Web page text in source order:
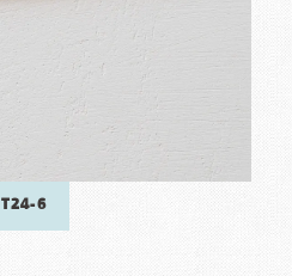
T24-6